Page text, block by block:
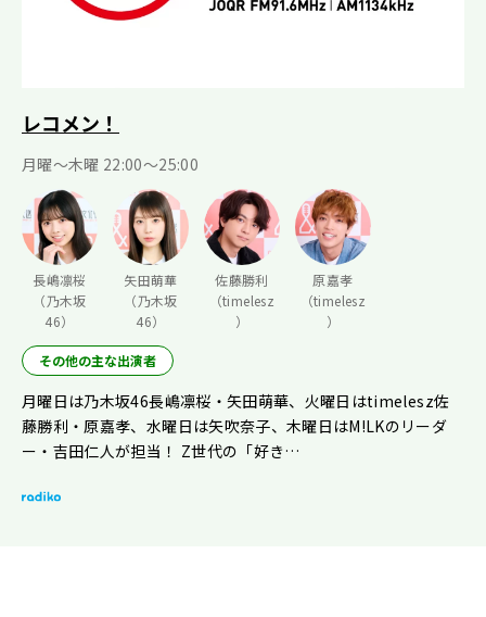
レコメン！
月曜〜木曜 22:00〜25:00
長嶋凛桜
（乃木坂
46）
矢田萌華
（乃木坂
46）
佐藤勝利
（timelesz
）
原嘉孝
（timelesz
）
その他の主な出演者
月曜日は乃木坂46長嶋凛桜・矢田萌華、火曜日はtimelesz佐
藤勝利・原嘉孝、水曜日は矢吹奈子、木曜日はM!LKのリーダ
ー・吉田仁人が担当！ Z世代の「好き…